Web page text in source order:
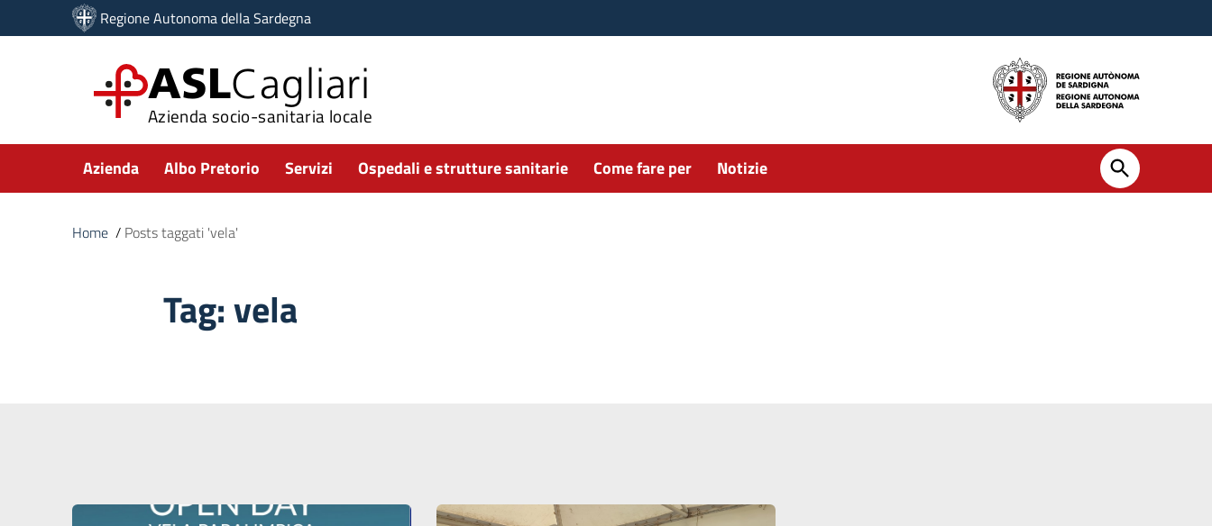
Vai ai contenuti
Vai al menu di navigazione
Regione Autonoma della Sardegna
ASLCagliari
Azienda socio-sanitaria locale
Submenu
Azienda Albo Pretorio Servizi Ospedali e strutture sanitarie Come fare per Notizie
Home / Posts taggati 'vela'
Tag:vela